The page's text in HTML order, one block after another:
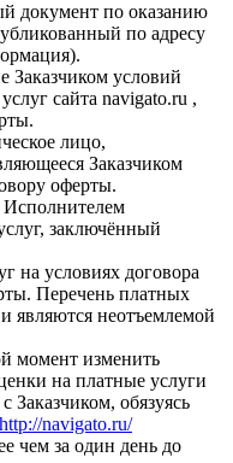
документ по оказанию
по адресу
Заказчиком условий
сайта navigato.ru ,
лицо,
Заказчиком
оферты.
заключённый
на условиях договора
Перечень платных
являются неотъемлемой
момент изменить
на платные услуги
Заказчиком, обязуясь
http://navigato.ru/
чем за один день до